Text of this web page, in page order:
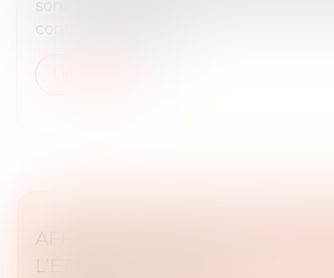
sont l’extrait Kbis et l’attestation RNE
confondus en raison ...
AFFAIRE LYHANNA : LA
L’ÉTAT EN QUESTION